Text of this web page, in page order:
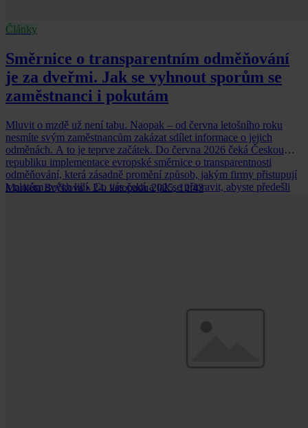
Články
Směrnice o transparentním odměňování
je za dveřmi. Jak se vyhnout sporům se
zaměstnanci i pokutám
Mluvit o mzdě už není tabu. Naopak – od června letošního roku
nesmíte svým zaměstnancům zakázat sdílet informace o jejich
odměnách. A to je teprve začátek. Do června 2026 čeká Českou
republiku implementace evropské směrnice o transparentnosti
odměňování, která zásadně promění způsob, jakým firmy přistupují
k platům svých lidí. Co vás čeká a jak se připravit, abyste předešli
Markéta Bočková • 24. listopadu 2025, 12:43